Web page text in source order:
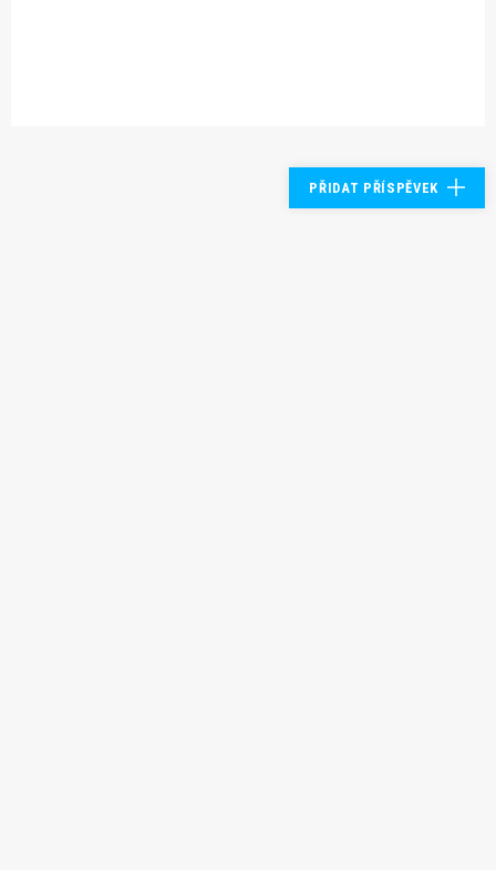
PŘIDAT PŘÍSPĚVEK